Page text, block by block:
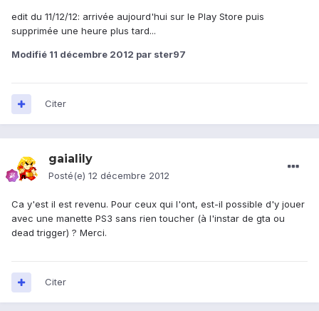
edit du 11/12/12: arrivée aujourd'hui sur le Play Store puis
supprimée une heure plus tard...
Modifié 11 décembre 2012 par ster97
Citer
gaialily
Posté(e) 12 décembre 2012
Ca y'est il est revenu. Pour ceux qui l'ont, est-il possible d'y jouer
avec une manette PS3 sans rien toucher (à l'instar de gta ou
dead trigger) ? Merci.
Citer